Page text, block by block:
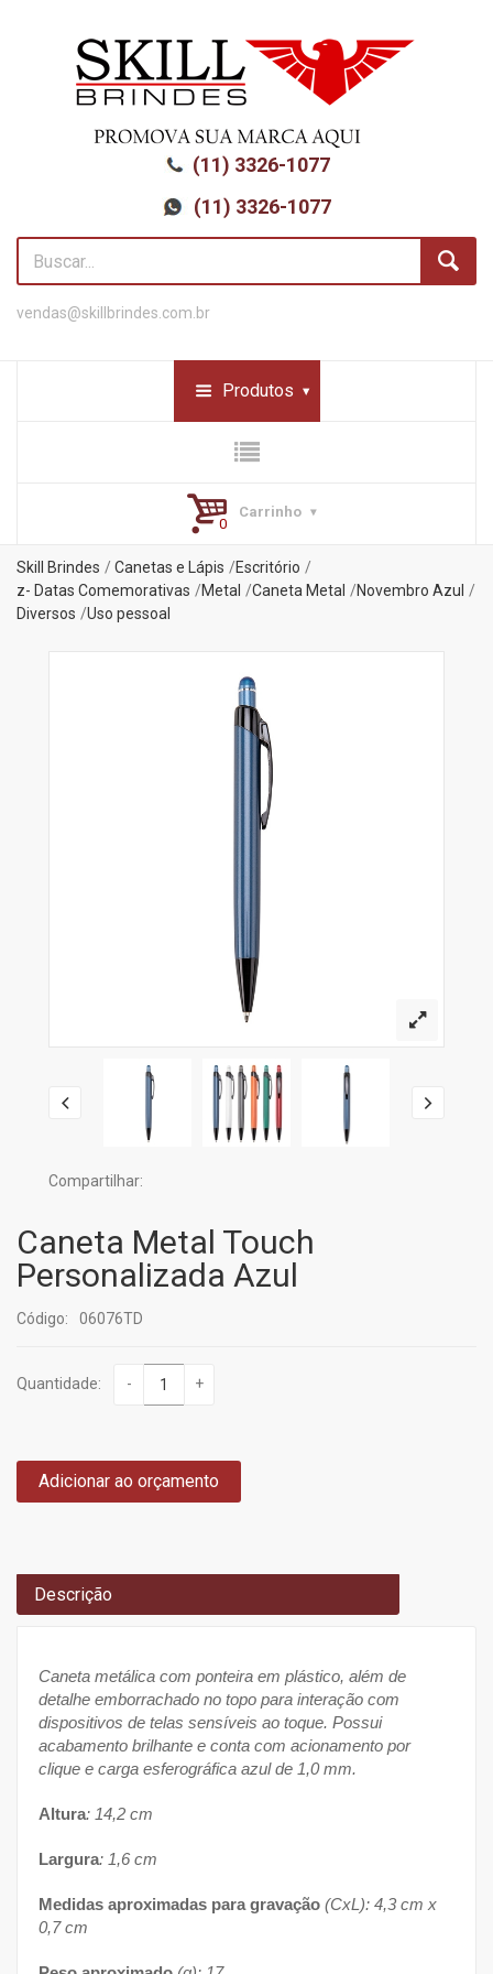
(11) 3326-1077
(11) 3326-1077
vendas@skillbrindes.com.br
Produtos
Carrinho
Skill Brindes Canetas e Lápis
Escritório
z- Datas Comemorativas
Metal Caneta Metal
Novembro Azul
Diversos
Uso pessoal
Compartilhar:
Caneta Metal Touch
Personalizada Azul
Código: 06076TD
Quantidade: - +
Adicionar ao orçamento
Descrição
Caneta metálica com ponteira em plástico, além de
detalhe emborrachado no topo para interação com
dispositivos de telas sensíveis ao toque. Possui
acabamento brilhante e conta com acionamento por
clique e carga esferográfica azul de 1,0 mm.
Altura: 14,2 cm
Largura: 1,6 cm
Medidas aproximadas para gravação (CxL): 4,3 cm x
0,7 cm